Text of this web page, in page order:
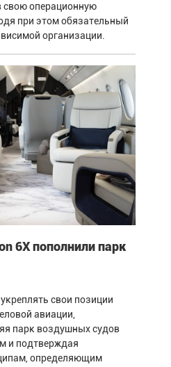
свою операционную
при этом обязательный
организации.
6X пополнили парк
свои позиции
авиации,
парк воздушных судов
и подтверждая
определяющим